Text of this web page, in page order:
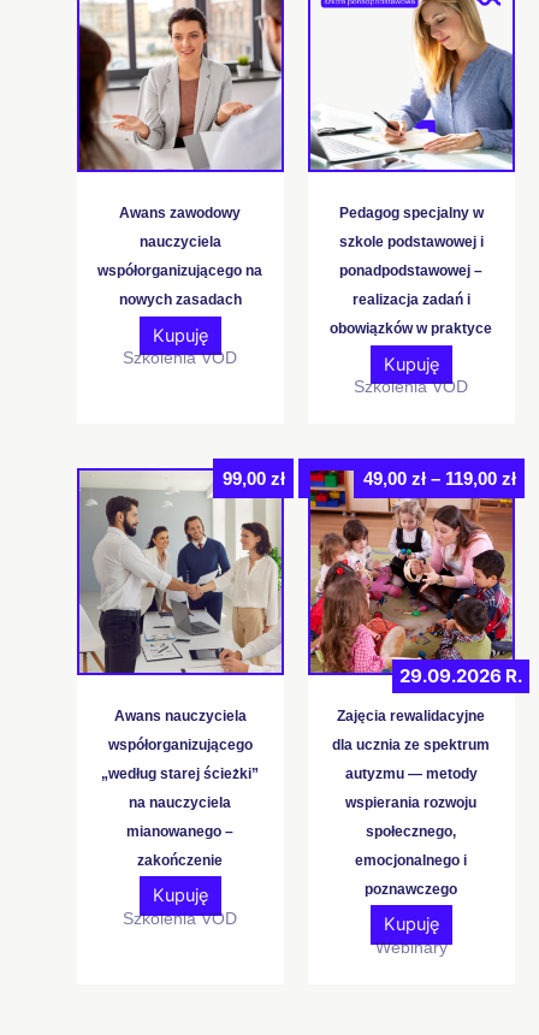
Awans zawodowy
nauczyciela
współorganizującego na
nowych zasadach
Kupuję
Szkolenia VOD
Pedagog specjalny w
szkole podstawowej i
ponadpodstawowej –
realizacja zadań i
obowiązków w praktyce
Kupuję
Szkolenia VOD
Awans nauczyciela
współorganizującego
„według starej ścieżki”
na nauczyciela
mianowanego –
zakończenie
99,00 zł
Kupuję
Szkolenia VOD
Rabat
29.09.2026 R.
Zajęcia rewalidacyjne
dla ucznia ze spektrum
autyzmu — metody
wspierania rozwoju
społecznego,
emocjonalnego i
poznawczego
49,00 zł – 119,00 zł
Kupuję
Ten
produkt
ma
wiele
wariantów.
Opcje
można
wybrać
na
stronie
produktu
Webinary